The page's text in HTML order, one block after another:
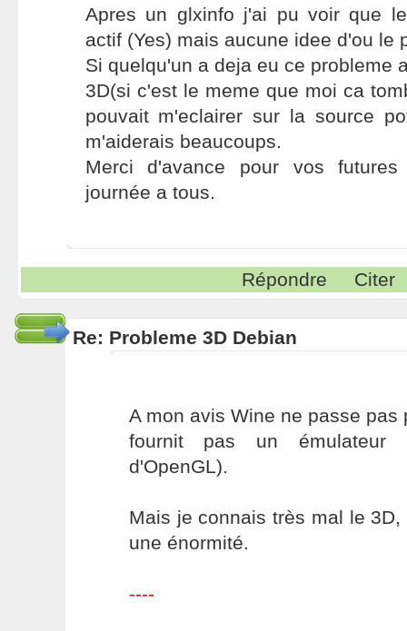
Apres un glxinfo j'ai pu voir que
actif (Yes) mais aucune idee d'ou le
Si quelqu'un a deja eu ce probleme
3D(si c'est le meme que moi ca
pouvait m'eclairer sur la source
m'aiderais beaucoups.
Merci d'avance pour vos
journée a tous.
Répondre Citer
Re: Probleme 3D Debian
A mon avis Wine ne passe pas
fournit pas un émulateur
d'OpenGL).
Mais je connais très mal le
une énormité.
----